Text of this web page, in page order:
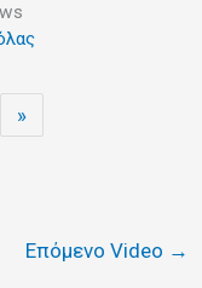
»
Επόμενο Video →